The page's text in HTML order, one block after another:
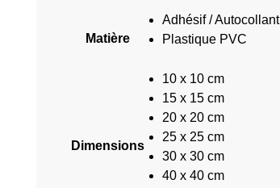
Matière
Adhésif / Autocollant
Plastique PVC
Dimensions
10 x 10 cm
15 x 15 cm
20 x 20 cm
25 x 25 cm
30 x 30 cm
40 x 40 cm